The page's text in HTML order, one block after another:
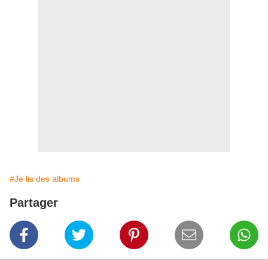
#Je lis des albums
Partager